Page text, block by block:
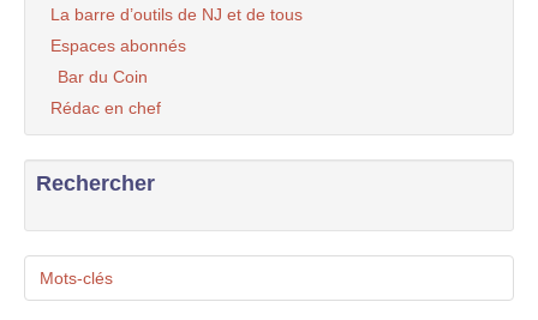
La barre d’outils de NJ et de tous
Espaces abonnés
Bar du Coin
Rédac en chef
Rechercher
Mots-clés